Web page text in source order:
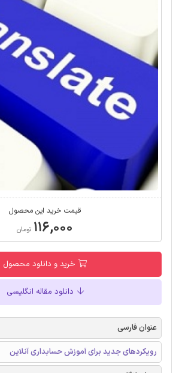
قیمت خرید این محصول
۱۱۶,۰۰۰ تومان
خرید و دانلود محصول
دانلود مقاله انگلیسی
عنوان فارسی
رویکردهای جدید برای آموزش حسابداری آنلاین